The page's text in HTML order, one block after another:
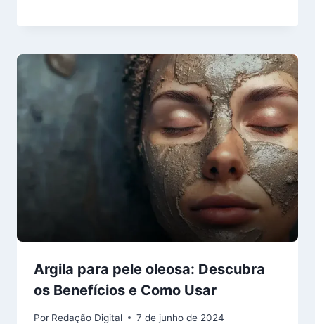
Argila para pele oleosa: Descubra
os Benefícios e Como Usar
Por Redação Digital 7 de junho de 2024